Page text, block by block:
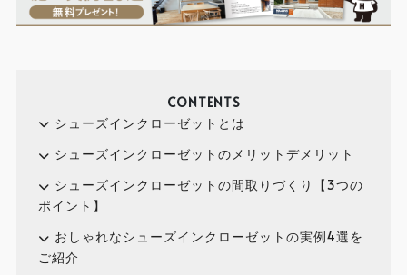
CONTENTS
シューズインクローゼットとは
シューズインクローゼットのメリットデメリット
シューズインクローゼットの間取りづくり【3つの
ポイント】
おしゃれなシューズインクローゼットの実例4選を
ご紹介